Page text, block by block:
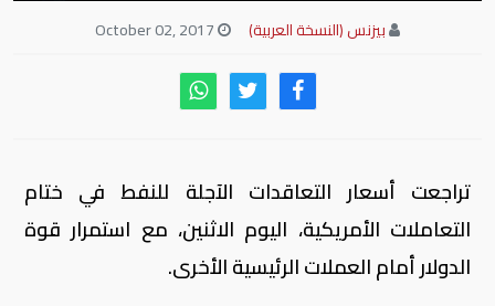
بيزنس (النسخة العربية)
تراجعت أسعار التعاقدات الآجلة للنفط في ختام
التعاملات الأمريكية، اليوم الاثنين، مع استمرار قوة
الدولار أمام العملات الرئيسية الأخرى.